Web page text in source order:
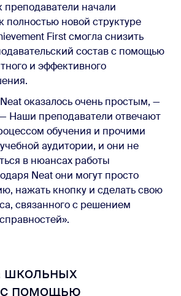
преподаватели начали
полностью новой структуре
First смогла снизить
состав с помощью
и эффективного
оказалось очень простым, —
Наши преподаватели отвечают
обучения и прочими
аудитории, и они не
в нюансах работы
Neat они могут просто
нажать кнопку и сделать свою
связанного с решением
помощью